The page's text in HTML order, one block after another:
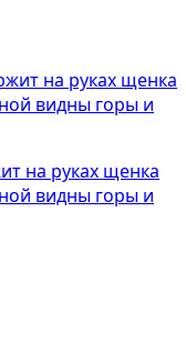
на руках щенка
видны горы и